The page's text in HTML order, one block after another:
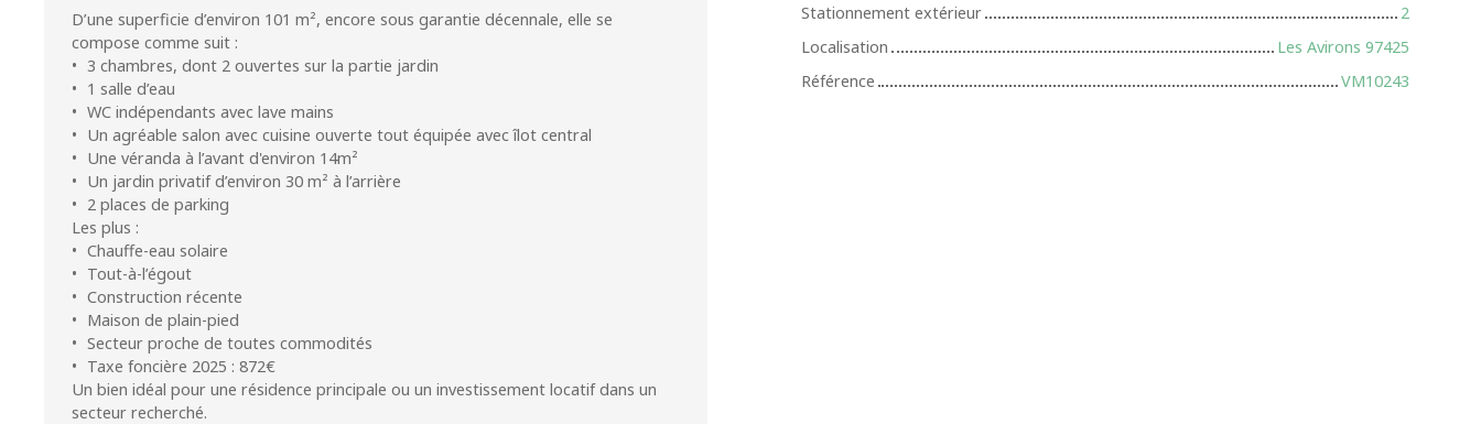
D’une superficie d’environ 101 m², encore sous garantie décennale, elle se
compose comme suit :
3 chambres, dont 2 ouvertes sur la partie jardin
1 salle d’eau
WC indépendants avec lave mains
Un agréable salon avec cuisine ouverte tout équipée avec îlot central
Une véranda à l’avant d'environ 14m²
Un jardin privatif d’environ 30 m² à l’arrière
2 places de parking
Les plus :
Chauffe-eau solaire
Tout-à-l’égout
Construction récente
Maison de plain-pied
Secteur proche de toutes commodités
Taxe foncière 2025 : 872€
Un bien idéal pour une résidence principale ou un investissement locatif dans un
secteur recherché.
Stationnement extérieur
2
Localisation
Les Avirons 97425
Référence
VM10243